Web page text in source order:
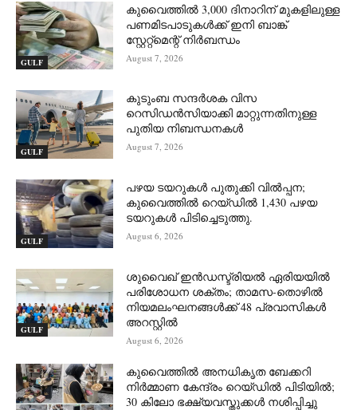
GULF
കുവൈത്തിൽ 3,000 ദിനാറിന് മുകളിലുള്ള
പണമിടപാടുകൾക്ക് ഇനി ബാങ്ക്
സ്റ്റേറ്റ്‌മെന്റ് നിർബന്ധം
August 7, 2026
GULF
കുടുംബ സന്ദർശക വിസ
റെസിഡൻസിയാക്കി മാറ്റുന്നതിനുള്ള
പുതിയ നിബന്ധനകൾ
August 7, 2026
GULF
പഴയ ടയറുകൾ പുതുക്കി വിൽപ്പന;
കുവൈത്തിൽ റെയ്ഡിൽ 1,430 പഴയ
ടയറുകൾ പിടിച്ചെടുത്തു.
August 6, 2026
GULF
ശുവൈഖ് ഇൻഡസ്ട്രിയൽ ഏരിയയിൽ
പരിശോധന ശക്തം; താമസ-തൊഴിൽ
നിയമലംഘനങ്ങൾക്ക് 48 പ്രവാസികൾ
അറസ്റ്റിൽ
August 6, 2026
കുവൈത്തിൽ അനധികൃത ബേക്കറി
നിർമ്മാണ കേന്ദ്രം റെയ്ഡിൽ പിടിയിൽ;
30 കിലോ ഭക്ഷ്യവസ്തുക്കൾ നശിപ്പിച്ചു